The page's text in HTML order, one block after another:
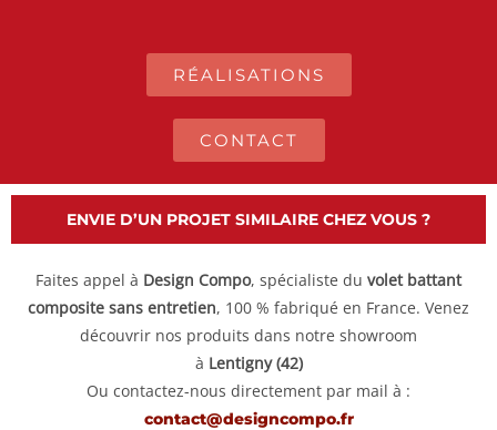
RÉALISATIONS
CONTACT
ENVIE D’UN PROJET SIMILAIRE CHEZ VOUS ?
Faites appel à Design Compo, spécialiste du volet battant
composite sans entretien, 100 % fabriqué en France. Venez
découvrir nos produits dans notre showroom
à Lentigny (42)
Ou contactez-nous directement par mail à :
contact@designcompo.fr